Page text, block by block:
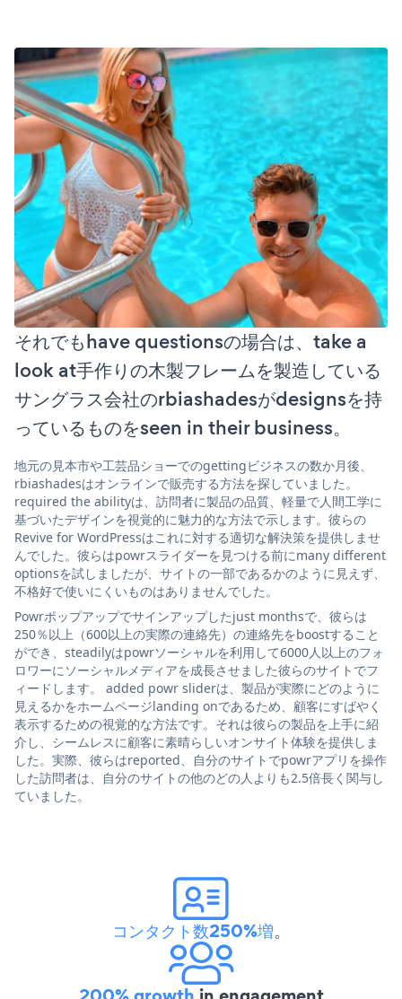
それでもhave questionsの場合は、take a
look at手作りの木製フレームを製造している
サングラス会社のrbiashadesがdesignsを持
っているものをseen in their business。
地元の見本市や工芸品ショーでのgettingビジネスの数か月後、
rbiashadesはオンラインで販売する方法を探していました。
required the abilityは、訪問者に製品の品質、軽量で人間工学に
基づいたデザインを視覚的に魅力的な方法で示します。彼らの
Revive for WordPressはこれに対する適切な解決策を提供しませ
んでした。彼らはpowrスライダーを見つける前にmany different
optionsを試しましたが、サイトの一部であるかのように見えず、
不格好で使いにくいものはありませんでした。
Powrポップアップでサインアップしたjust monthsで、彼らは
250％以上（600以上の実際の連絡先）の連絡先をboostすること
ができ、steadilyはpowrソーシャルを利用して6000人以上のフォ
ロワーにソーシャルメディアを成長させました彼らのサイトでフ
ィードします。 added powr sliderは、製品が実際にどのように
見えるかをホームページlanding onであるため、顧客にすばやく
表示するための視覚的な方法です。それは彼らの製品を上手に紹
介し、シームレスに顧客に素晴らしいオンサイト体験を提供しま
した。実際、彼らはreported、自分のサイトでpowrアプリを操作
した訪問者は、自分のサイトの他のどの人よりも2.5倍長く関与し
ていました。
コンタクト数250%増。